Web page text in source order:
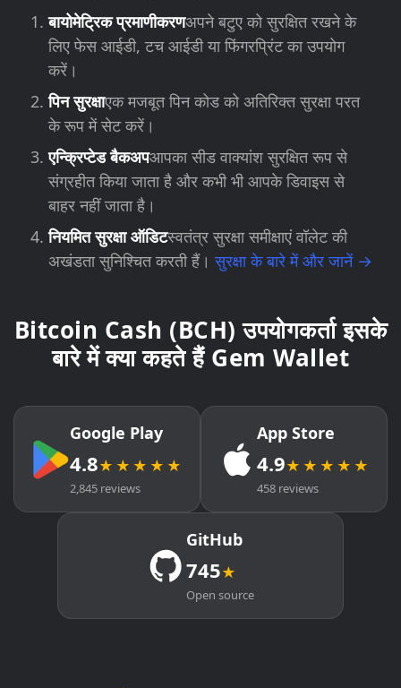
बायोमेट्रिक प्रमाणीकरणअपने बटुए को सुरक्षित रखने के
लिए फेस आईडी, टच आईडी या फिंगरप्रिंट का उपयोग
करें।
पिन सुरक्षाएक मजबूत पिन कोड को अतिरिक्त सुरक्षा परत
के रूप में सेट करें।
एन्क्रिप्टेड बैकअपआपका सीड वाक्यांश सुरक्षित रूप से
संग्रहीत किया जाता है और कभी भी आपके डिवाइस से
बाहर नहीं जाता है।
नियमित सुरक्षा ऑडिटस्वतंत्र सुरक्षा समीक्षाएं वॉलेट की
अखंडता सुनिश्चित करती हैं।सुरक्षा के बारे में और जानें →
Bitcoin Cash (BCH) उपयोगकर्ता इसके
बारे में क्या कहते हैं Gem Wallet
Google Play
4.8★★★★★
2,845 reviews
App Store
4.9★★★★★
458 reviews
GitHub
745★
Open source